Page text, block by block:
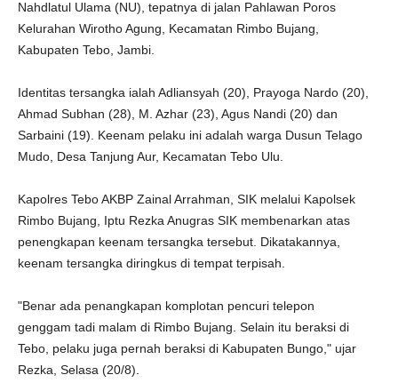
Nahdlatul Ulama (NU), tepatnya di jalan Pahlawan Poros
Kelurahan Wirotho Agung, Kecamatan Rimbo Bujang,
Kabupaten Tebo, Jambi.
Identitas tersangka ialah Adliansyah (20), Prayoga Nardo (20),
Ahmad Subhan (28), M. Azhar (23), Agus Nandi (20) dan
Sarbaini (19). Keenam pelaku ini adalah warga Dusun Telago
Mudo, Desa Tanjung Aur, Kecamatan Tebo Ulu.
Kapolres Tebo AKBP Zainal Arrahman, SIK melalui Kapolsek
Rimbo Bujang, Iptu Rezka Anugras SIK membenarkan atas
penengkapan keenam tersangka tersebut. Dikatakannya,
keenam tersangka diringkus di tempat terpisah.
"Benar ada penangkapan komplotan pencuri telepon
genggam tadi malam di Rimbo Bujang. Selain itu beraksi di
Tebo, pelaku juga pernah beraksi di Kabupaten Bungo," ujar
Rezka, Selasa (20/8).